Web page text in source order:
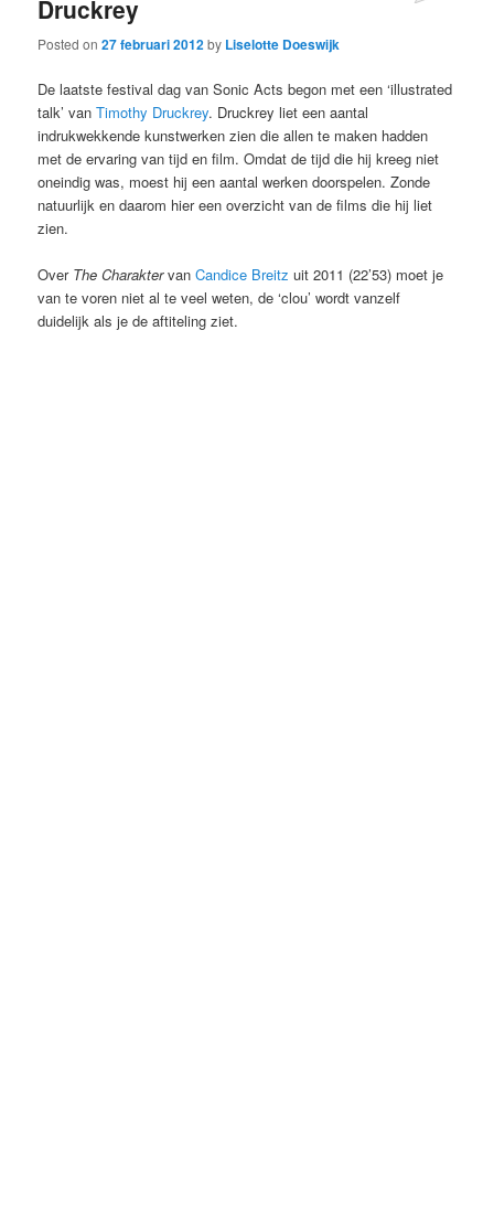
Druckrey
Posted on27 februari 2012by Liselotte Doeswijk
De laatste festival dag van Sonic Acts begon met een ‘illustrated
talk’ vanTimothy Druckrey. Druckrey liet een aantal
indrukwekkende kunstwerken zien die allen te maken hadden
met de ervaring van tijd en film. Omdat de tijd die hij kreeg niet
oneindig was, moest hij een aantal werken doorspelen. Zonde
natuurlijk en daarom hier een overzicht van de films die hij liet
zien.
Over The CharaktervanCandice Breitz uit 2011 (22’53) moet je
van te voren niet al te veel weten, de ‘clou’ wordt vanzelf
duidelijk als je de aftiteling ziet.